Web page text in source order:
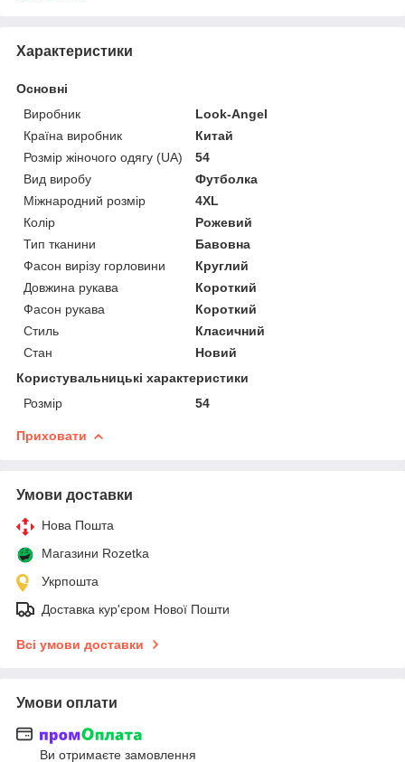
Характеристики
Основні
Виробник
Look-Angel
Країна виробник
Китай
Розмір жіночого одягу (UA)
54
Вид виробу
Футболка
Міжнародний розмір
4XL
Колір
Рожевий
Тип тканини
Бавовна
Фасон вирізу горловини
Круглий
Довжина рукава
Короткий
Фасон рукава
Короткий
Стиль
Класичний
Стан
Новий
Користувальницькі характеристики
Розмір
54
Приховати
Умови доставки
Нова Пошта
Магазини Rozetka
Укрпошта
Доставка кур'єром Нової Пошти
Всі умови доставки
Умови оплати
Ви отримаєте замовлення